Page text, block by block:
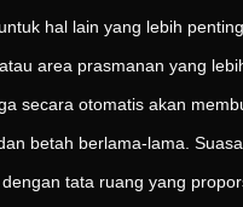
hal lain yang lebih
area prasmanan yang
secara otomatis akan
betah berlama-lama.
tata ruang yang